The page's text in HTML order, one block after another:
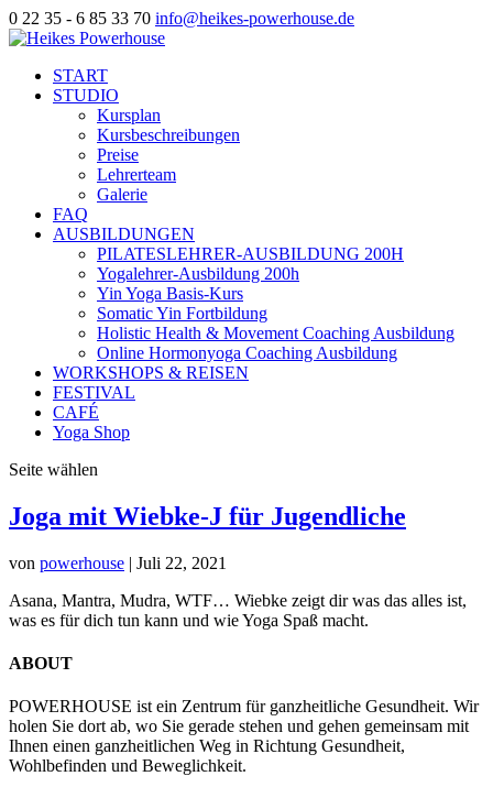
0 22 35 - 6 85 33 70 info@heikes-powerhouse.de
START
STUDIO
Kursplan
Kursbeschreibungen
Preise
Lehrerteam
Galerie
FAQ
AUSBILDUNGEN
PILATESLEHRER-AUSBILDUNG 200H
Yogalehrer-Ausbildung 200h
Yin Yoga Basis-Kurs
Somatic Yin Fortbildung
Holistic Health & Movement Coaching Ausbildung
Online Hormonyoga Coaching Ausbildung
WORKSHOPS & REISEN
FESTIVAL
CAFÉ
Yoga Shop
Seite wählen
Joga mit Wiebke-J für Jugendliche
von powerhouse | Juli 22, 2021
Asana, Mantra, Mudra, WTF… Wiebke zeigt dir was das alles ist,
was es für dich tun kann und wie Yoga Spaß macht.
ABOUT
POWERHOUSE ist ein Zentrum für ganzheitliche Gesundheit. Wir
holen Sie dort ab, wo Sie gerade stehen und gehen gemeinsam mit
Ihnen einen ganzheitlichen Weg in Richtung Gesundheit,
Wohlbefinden und Beweglichkeit.